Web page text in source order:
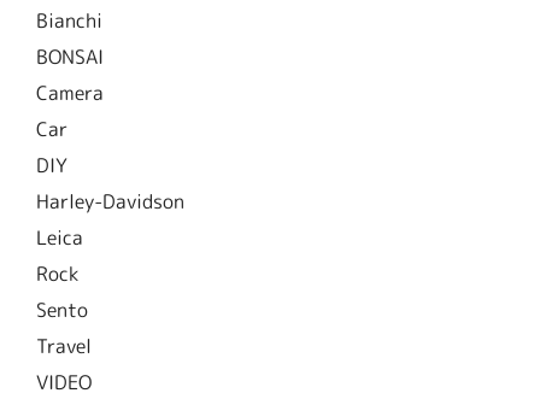
Bianchi
BONSAI
Camera
Car
DIY
Harley-Davidson
Leica
Rock
Sento
Travel
VIDEO